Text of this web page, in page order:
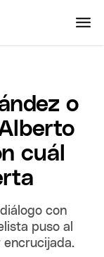
o
cuál
con
puso al
encrucijada.